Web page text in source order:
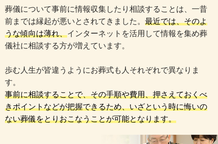
葬儀について事前に情報収集したり相談することは、一昔
前までは縁起が悪いとされてきました。 最近では、そのよ
うな傾向は薄れ、インターネットを活用して情報を集め葬
儀社に相談する方が増えています。
歩む人生が皆違うようにお葬式も人それぞれで異なりま
す。
事前に相談することで、その手順や費用、押さえておくべ
きポイントなどが把握できるため、いざという時に悔いの
ない葬儀をとりおこなうことが可能となります。